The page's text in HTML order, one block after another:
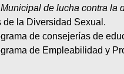
de lucha contra la
la Diversidad Sexual.
de consejerías de
de Empleabilidad y